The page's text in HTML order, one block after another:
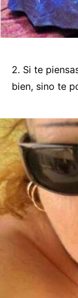
2. Si te
bien, sino te